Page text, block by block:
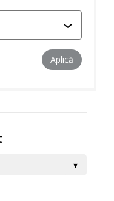
Aplică Aplică